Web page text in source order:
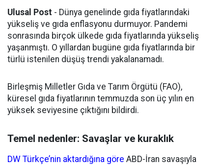
Ulusal Post - Dünya genelinde gıda fiyatlarındaki
yükseliş ve gıda enflasyonu durmuyor. Pandemi
sonrasında birçok ülkede gıda fiyatlarında yükseliş
yaşanmıştı. O yıllardan bugüne gıda fiyatlarında bir
türlü istenilen düşüş trendi yakalanamadı.
Birleşmiş Milletler Gıda ve Tarım Örgütü (FAO),
küresel gıda fiyatlarının temmuzda son üç yılın en
yüksek seviyesine çıktığını bildirdi.
Temel nedenler: Savaşlar ve kuraklık
DW Türkçe’nin aktardığına göre ABD-İran savaşıyla